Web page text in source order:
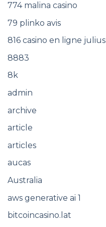
774 malina casino
79 plinko avis
816 casino en ligne julius
8883
8k
admin
archive
article
articles
aucas
Australia
aws generative ai 1
bitcoincasino.lat